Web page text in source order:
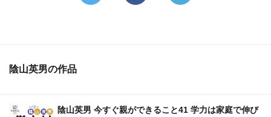
陰山英男の作品
陰山英男 今すぐ親ができること41 学力は家庭で伸び